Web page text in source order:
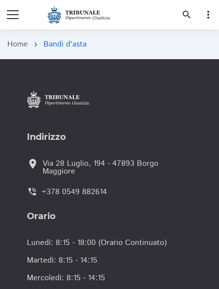
search more_vert
Home chevron_right Bandi d'asta
Indirizzo
location_on Via 28 Luglio, 194 - 47893 Borgo
Maggiore
phone_in_talk +378 0549 882614
Orario
Lunedì: 8:15 - 18:00 (Orario Continuato)
Martedì: 8:15 - 14:15
Mercoledì: 8:15 - 14:15